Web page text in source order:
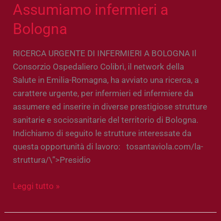
Assumiamo infermieri a
Bologna
RICERCA URGENTE DI INFERMIERI A BOLOGNA Il
Consorzio Ospedaliero Colibrì, il network della
Salute in Emilia-Romagna, ha avviato una ricerca, a
carattere urgente, per infermieri ed infermiere da
assumere ed inserire in diverse prestigiose strutture
sanitarie e sociosanitarie del territorio di Bologna.
Indichiamo di seguito le strutture interessate da
questa opportunità di lavoro: tosantaviola.com/la-
struttura/\”>Presidio
Leggi tutto »